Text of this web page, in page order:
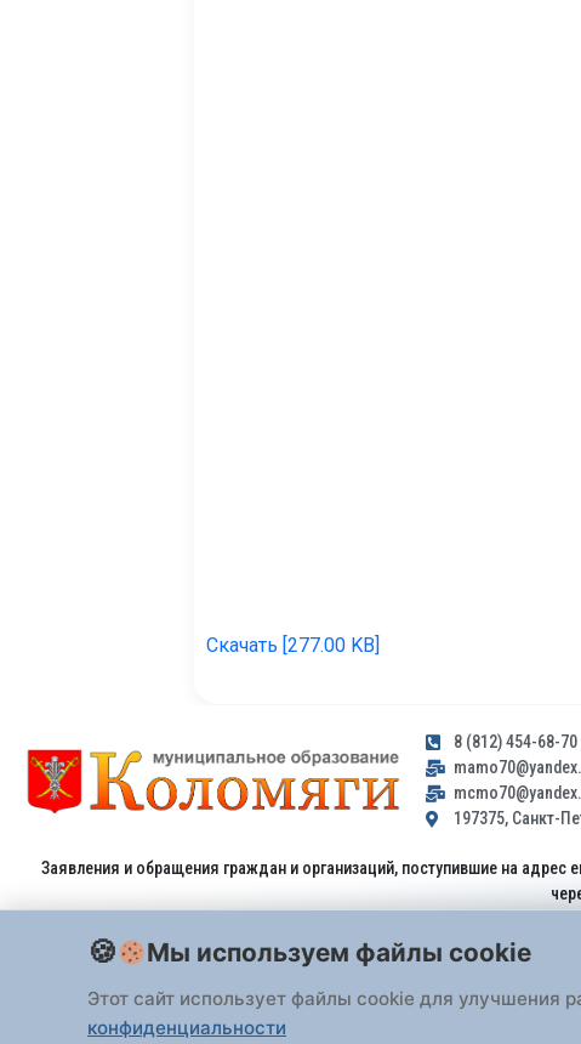
Скачать [277.00 KB]
8 (812) 454-68-70
197375, Санкт-
Заявления и обращения граждан и организаций, поступившие на адрес
Мы используем файлы cookie
Этот сайт использует файлы cookie для улучшения
конфиденциальности